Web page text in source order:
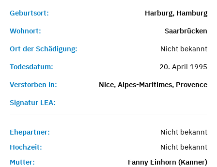
Geburtsort:
Harburg, Hamburg
Wohnort:
Saarbrücken
Ort der Schädigung:
Nicht bekannt
Todesdatum:
20. April 1995
Verstorben in:
Nice, Alpes-Maritimes, Provence
Signatur LEA:
Ehepartner:
Nicht bekannt
Hochzeit:
Nicht bekannt
Mutter:
Fanny Einhorn (Kanner)